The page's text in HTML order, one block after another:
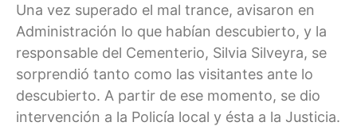
Una vez superado el mal trance, avisaron en
Administración lo que habían descubierto, y la
responsable del Cementerio, Silvia Silveyra, se
sorprendió tanto como las visitantes ante lo
descubierto. A partir de ese momento, se dio
intervención a la Policía local y ésta a la Justicia.